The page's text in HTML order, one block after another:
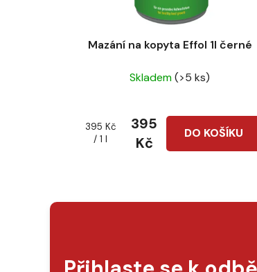
Mazání na kopyta Effol 1l černé
Skladem(>5 ks)
DO KOŠÍKU
395
Kč
Měrná
cena:
395 Kč
/ 1 l